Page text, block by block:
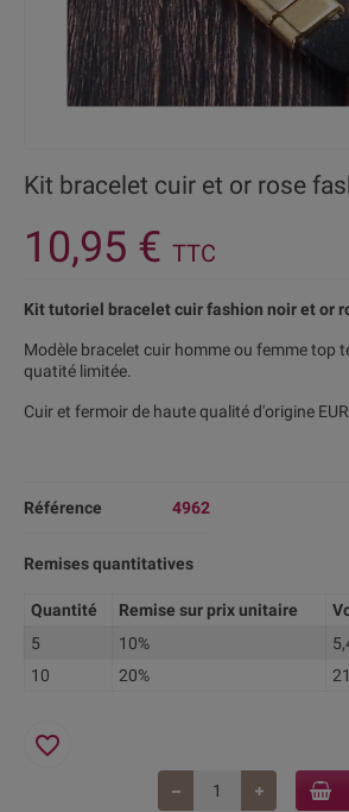
Kit bracelet cuir et or rose
10,95 € TTC
Kit tutoriel bracelet cuir fashion noir et or
Modèle bracelet cuir homme ou femme top
quatité limitée.
Cuir et fermoir de haute qualité d'origine
Référence 4962
Remises quantitatives
Quantité Remise sur prix unitaire
5
10%
10
20%
favorite_border